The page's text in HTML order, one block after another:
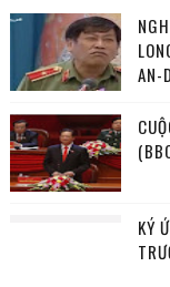
AN-
KÝ